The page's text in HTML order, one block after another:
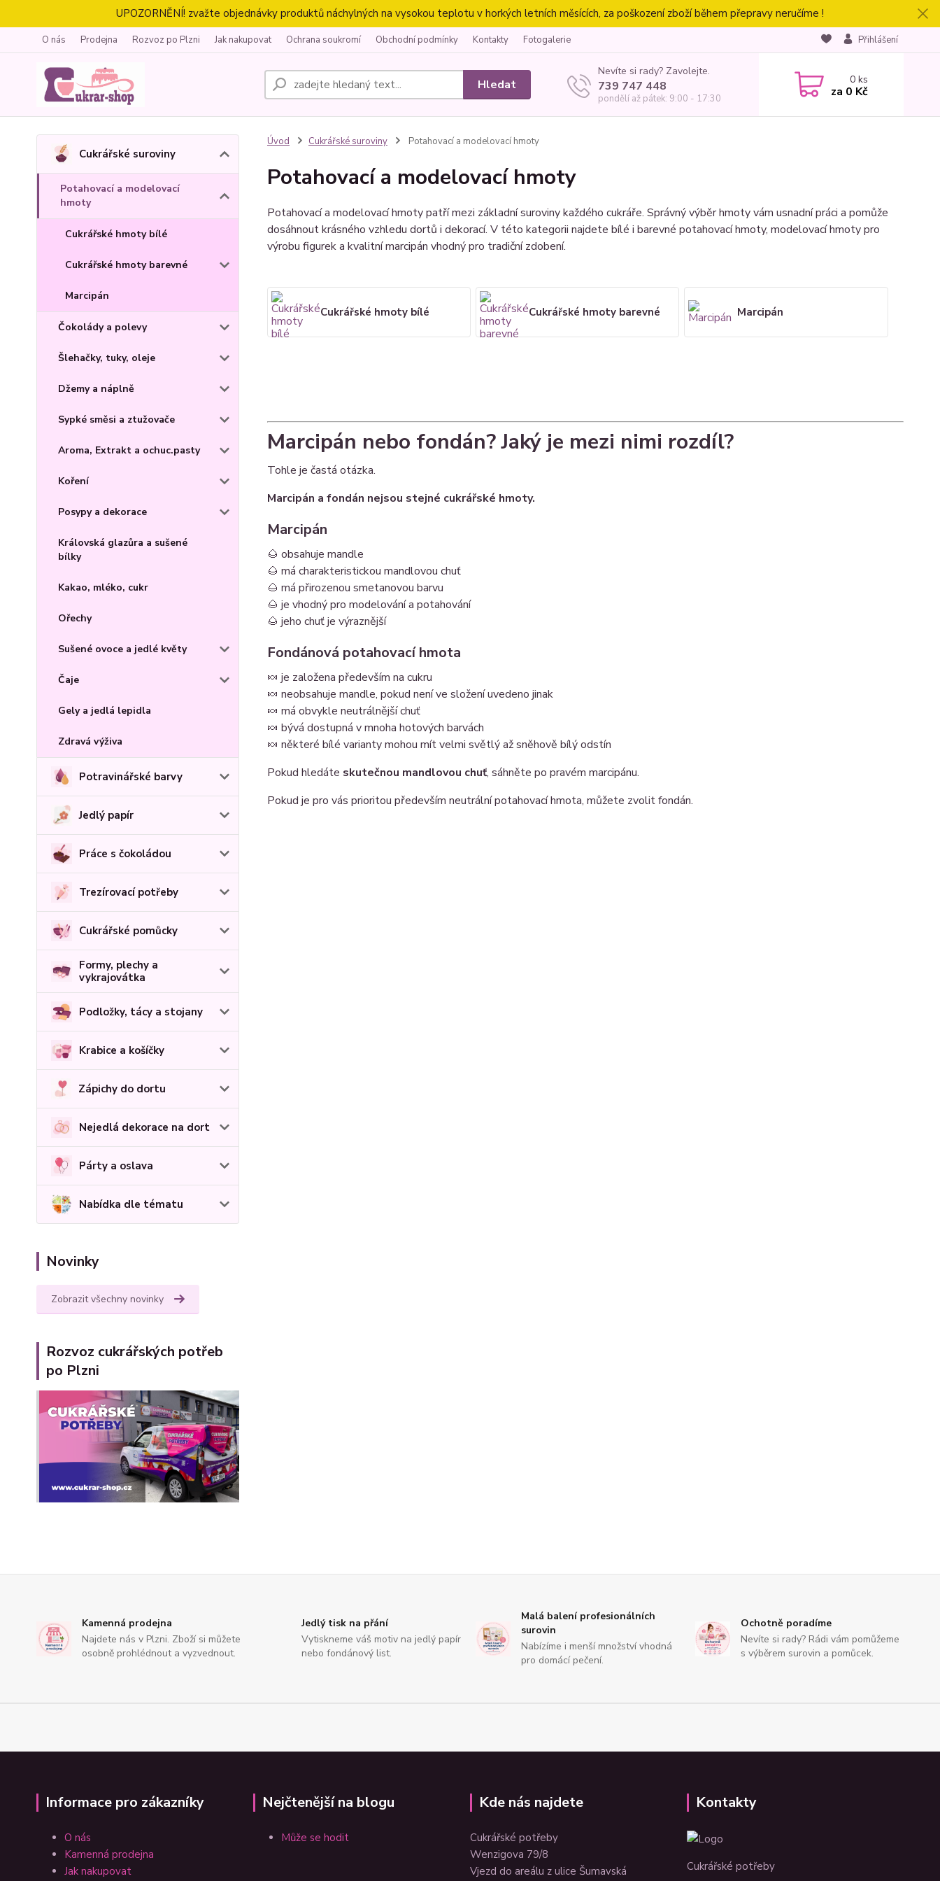
UPOZORNĚNÍ! zvažte objednávky produktů náchylných na vysokou teplotu v horkých letních měsících, za poškození zboží během přepravy neručíme !
O nás Prodejna Rozvoz po Plzni Jak nakupovat Ochrana soukromí Obchodní podmínky Kontakty Fotogalerie Přihlášení
Hledat
Nevíte si rady? Zavolejte.
739 747 448
pondělí až pátek: 9:00 - 17:30
0ks
za 0 Kč
Cukrářské suroviny
Potahovací a modelovací
hmoty
Cukrářské hmoty bílé
Cukrářské hmoty barevné
Marcipán
Čokolády a polevy
Šlehačky, tuky, oleje
Džemy a náplně
Sypké směsi a ztužovače
Aroma, Extrakt a ochuc.pasty
Koření
Posypy a dekorace
Královská glazůra a sušené
bílky
Kakao, mléko, cukr
Ořechy
Sušené ovoce a jedlé květy
Čaje
Gely a jedlá lepidla
Zdravá výživa
Potravinářské barvy
Jedlý papír
Práce s čokoládou
Trezírovací potřeby
Cukrářské pomůcky
Formy, plechy a
vykrajovátka
Podložky, tácy a stojany
Krabice a košíčky
Zápichy do dortu
Nejedlá dekorace na dort
Párty a oslava
Nabídka dle tématu
Novinky
Zobrazit všechny novinky
Rozvoz cukrářských potřeb
po Plzni
Úvod Cukrářské suroviny Potahovací a modelovací hmoty
Potahovací a modelovací hmoty
Potahovací a modelovací hmoty patří mezi základní suroviny každého cukráře. Správný výběr hmoty vám usnadní práci a pomůže
dosáhnout krásného vzhledu dortů i dekorací. V této kategorii najdete bílé i barevné potahovací hmoty, modelovací hmoty pro
výrobu figurek a kvalitní marcipán vhodný pro tradiční zdobení.
Cukrářské hmoty bílé Cukrářské hmoty barevné Marcipán
Marcipán nebo fondán? Jaký je mezi nimi rozdíl?
Tohle je častá otázka.
Marcipán a fondán nejsou stejné cukrářské hmoty.
Marcipán
🌰 obsahuje mandle
🌰 má charakteristickou mandlovou chuť
🌰 má přirozenou smetanovou barvu
🌰 je vhodný pro modelování a potahování
🌰 jeho chuť je výraznější
Fondánová potahovací hmota
🍬 je založena především na cukru
🍬 neobsahuje mandle, pokud není ve složení uvedeno jinak
🍬 má obvykle neutrálnější chuť
🍬 bývá dostupná v mnoha hotových barvách
🍬 některé bílé varianty mohou mít velmi světlý až sněhově bílý odstín
Pokud hledáte skutečnou mandlovou chuť, sáhněte po pravém marcipánu.
Pokud je pro vás prioritou především neutrální potahovací hmota, můžete zvolit fondán.
Kamenná prodejna
Najdete nás v Plzni. Zboží si můžete
osobně prohlédnout a vyzvednout.
Jedlý tisk na přání
Vytiskneme váš motiv na jedlý papír
nebo fondánový list.
Malá balení profesionálních
surovin
Nabízíme i menší množství vhodná
pro domácí pečení.
Ochotně poradíme
Nevíte si rady? Rádi vám pomůžeme
s výběrem surovin a pomůcek.
Informace pro zákazníky
O nás
Kamenná prodejna
Jak nakupovat
Nejčtenější na blogu
Může se hodit
Kde nás najdete
Cukrářské potřeby
Wenzigova 79/8
Vjezd do areálu z ulice Šumavská
Kontakty
Cukrářské potřeby